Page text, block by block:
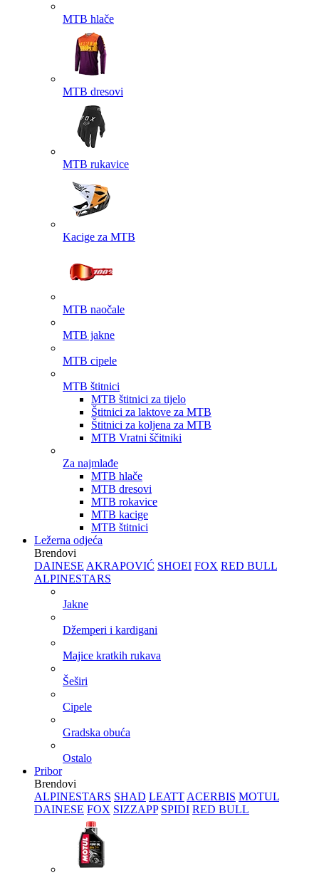
MTB hlače
MTB dresovi
MTB rukavice
Kacige za MTB
MTB naočale
MTB jakne
MTB cipele
MTB štitnici
MTB štitnici za tijelo
Štitnici za laktove za MTB
Štitnici za koljena za MTB
MTB Vratni ščitniki
Za najmlađe
MTB hlače
MTB dresovi
MTB rokavice
MTB kacige
MTB štitnici
Ležerna odjeća
Brendovi
DAINESE AKRAPOVIĆ SHOEI FOX RED BULL
ALPINESTARS
Jakne
Džemperi i kardigani
Majice kratkih rukava
Šeširi
Cipele
Gradska obuća
Ostalo
Pribor
Brendovi
ALPINESTARS SHAD LEATT ACERBIS MOTUL
DAINESE FOX SIZZAPP SPIDI RED BULL